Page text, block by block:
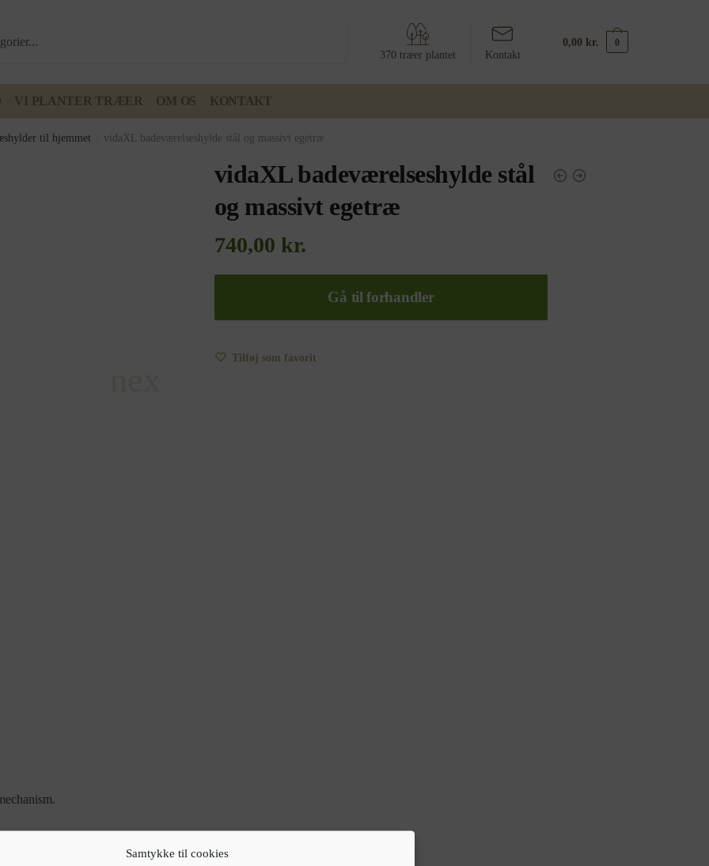
Samtykke til cookies
370 træer plantet Kontakt
0,00 kr. 0
VI PLANTER TRÆER OM OS KONTAKT
til hjemmet vidaXL badeværelseshylde stål og massivt egetræ
vidaXL badeværelseshylde stål
og massivt egetræ
740,00 kr.
Gå til forhandler
Tilføj som favorit